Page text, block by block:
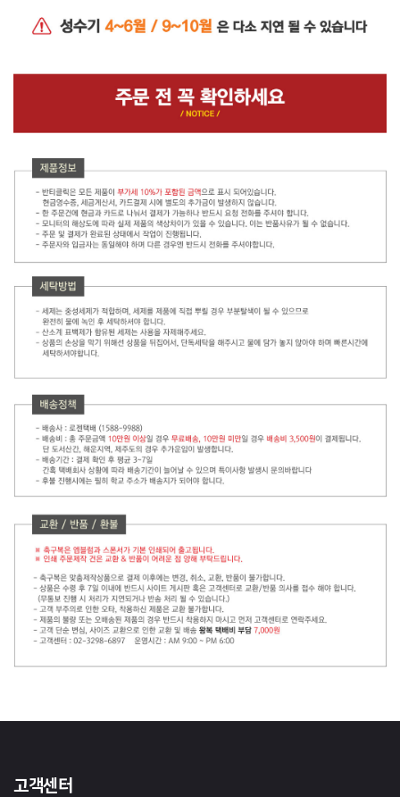
고객센터